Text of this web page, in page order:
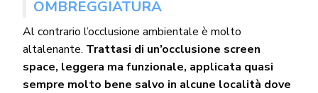
OMBREGGIATURA
Al contrario l’occlusione ambientale è molto
altalenante. Trattasi di un’occlusione screen
space, leggera ma funzionale, applicata quasi
sempre molto bene salvo in alcune località dove